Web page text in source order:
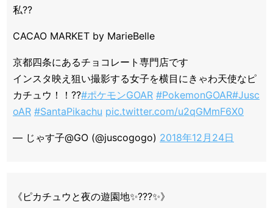
私??
CACAO MARKET by MarieBelle
京都四条にあるチョコレート専門店です
インスタ映え狙い撮影する女子を横目にきゃわ天使なピ
カチュウ！！??#ポケモンGOAR #PokemonGOAR#Jusc
oAR #SantaPikachu pic.twitter.com/u2qGMmF6X0
— じゃす子@GO (@juscogogo) 2018年12月24日
《ピカチュウと夜の遊園地✨???✨》